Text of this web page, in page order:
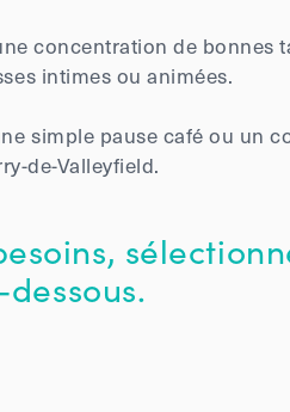
concentration de bonnes
intimes ou animées.
simple pause café ou un
de-Valleyfield.